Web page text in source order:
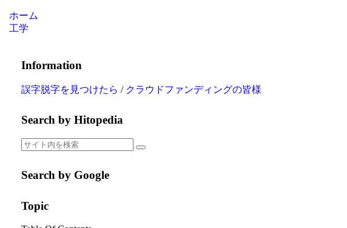
ホーム
工学
Information
誤字脱字を見つけたら / クラウドファンディングの皆様
Search by Hitopedia
Search by Google
Topic